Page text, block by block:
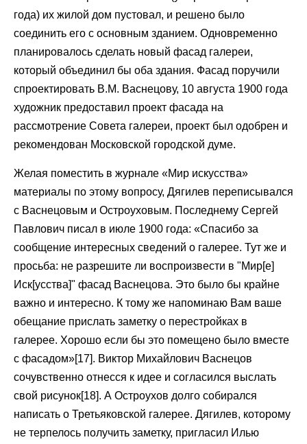
года) их жилой дом пустовал, и решено было
соединить его с основным зданием. Одновременно
планировалось сделать новый фасад галереи,
который объединил бы оба здания. Фасад поручили
спроектировать В.М. Васнецову, 10 августа 1900 года
художник предоставил проект фасада на
рассмотрение Совета галереи, проект был одобрен и
рекомендован Московской городской думе.
Желая поместить в журнале «Мир искусства»
материалы по этому вопросу, Дягилев переписывался
с Васнецовым и Остроуховым. Последнему Сергей
Павлович писал в июле 1900 года: «Спасибо за
сообщение интересных сведений о галерее. Тут же и
просьба: не разрешите ли воспроизвести в "Мир[е]
Иск[усства]" фасад Васнецова. Это было бы крайне
важно и интересно. К тому же напоминаю Вам ваше
обещание прислать заметку о перестройках в
галерее. Хорошо если бы это помещено было вместе
с фасадом»[17]. Виктор Михайлович Васнецов
сочувственно отнесся к идее и согласился выслать
свой рисунок[18]. А Остроухов долго собирался
написать о Третьяковской галерее. Дягилев, которому
не терпелось получить заметку, пригласил Илью